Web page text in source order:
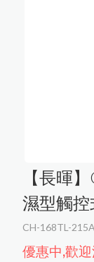
【長暉
濕型觸
CH-168TL-215A
優惠中,歡